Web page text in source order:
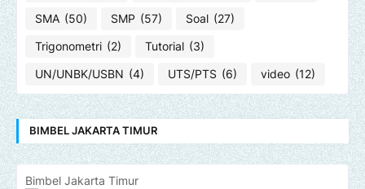
SMA (50) SMP (57) Soal (27)
Trigonometri (2) Tutorial (3)
UN/UNBK/USBN (4) UTS/PTS (6) video (12)
BIMBEL JAKARTA TIMUR
Bimbel Jakarta Timur